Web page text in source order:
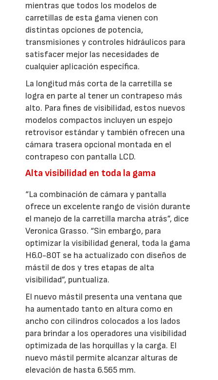
mientras que todos los modelos de
carretillas de esta gama vienen con
distintas opciones de potencia,
transmisiones y controles hidráulicos para
satisfacer mejor las necesidades de
cualquier aplicación específica.
La longitud más corta de la carretilla se
logra en parte al tener un contrapeso más
alto. Para fines de visibilidad, estos nuevos
modelos compactos incluyen un espejo
retrovisor estándar y también ofrecen una
cámara trasera opcional montada en el
contrapeso con pantalla LCD.
Alta visibilidad en toda la gama
“La combinación de cámara y pantalla
ofrece un excelente rango de visión durante
el manejo de la carretilla marcha atrás”, dice
Veronica Grasso. “Sin embargo, para
optimizar la visibilidad general, toda la gama
H6.0-80T se ha actualizado con diseños de
mástil de dos y tres etapas de alta
visibilidad”, puntualiza.
El nuevo mástil presenta una ventana que
ha aumentado tanto en altura como en
ancho con cilindros colocados a los lados
para brindar a los operadores una visibilidad
optimizada de las horquillas y la carga. El
nuevo mástil permite alcanzar alturas de
elevación de hasta 6.565 mm.